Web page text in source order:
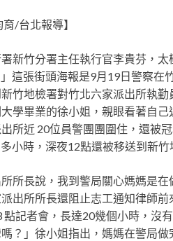
育/台北報導】
署新竹分署主任執行官李貴芬，
這張街頭海報是9月19日警察在
竹地檢署對竹北六家派出所執
學畢業的徐小姐，親眼看著自
所近 20位員警團團圍住，還被
小時，深夜12點還被移送到新竹
所所長說，我到警局關心媽媽是
出所所長還阻止志工通知律師
點記者會，長達20幾個小時，沒
？」徐小姐指出，媽媽在警局